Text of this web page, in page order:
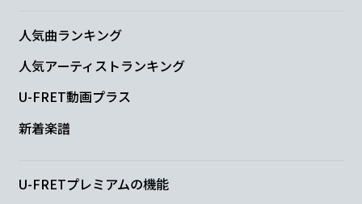
人気曲ランキング
人気アーティストランキング
U-FRET動画プラス
新着楽譜
U-FRETプレミアムの機能